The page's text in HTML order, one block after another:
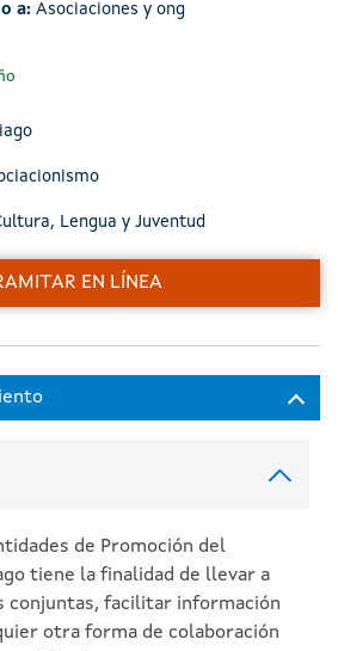
a: Asociaciones y ong
Lengua y Juventud
EN LÍNEA
de Promoción del
tiene la finalidad de llevar a
conjuntas, facilitar información
otra forma de colaboración